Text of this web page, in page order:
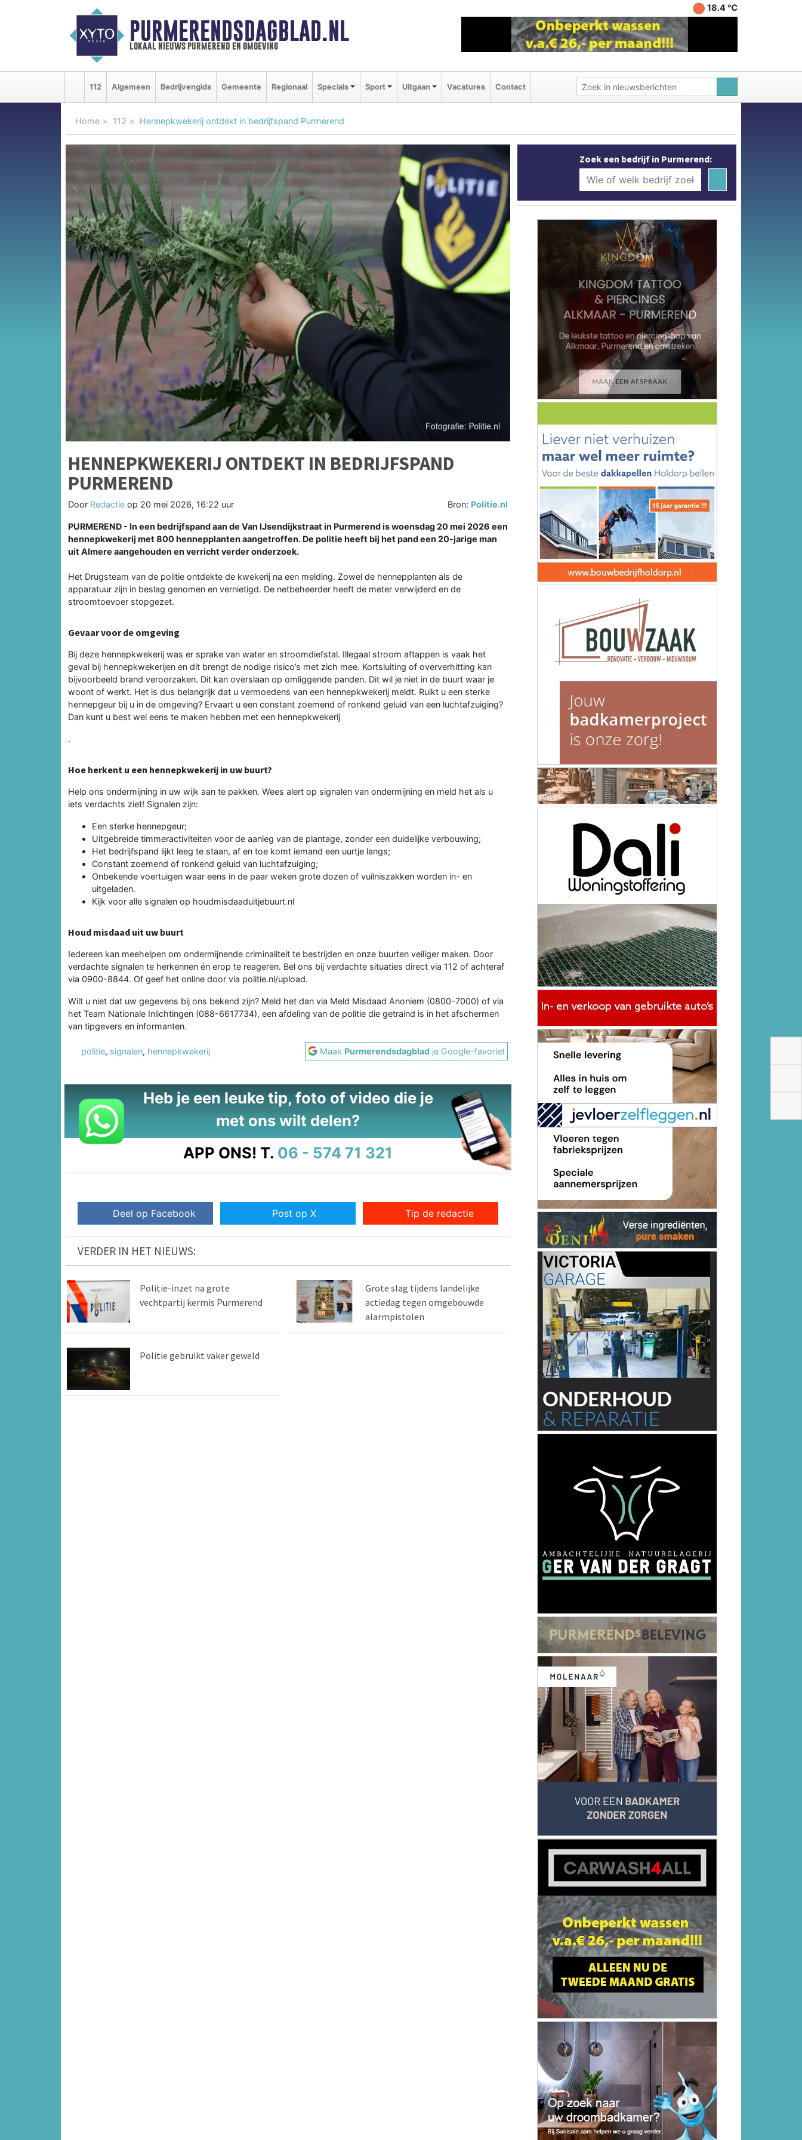
PURMERENDSDAGBLAD.NL
lokaal nieuws purmerend en omgeving
18.4 ℃
112 Algemeen Bedrijvengids Gemeente Regionaal Specials Sport Uitgaan Vacatures Contact
Home 112 Hennepkwekerij ontdekt in bedrijfspand Purmerend
HENNEPKWEKERIJ ONTDEKT IN BEDRIJFSPAND
PURMEREND
Door Redactie op 20 mei 2026, 16:22 uur Bron: Politie.nl
PURMEREND - In een bedrijfspand aan de Van IJsendijkstraat in Purmerend is woensdag 20 mei 2026 een
hennepkwekerij met 800 hennepplanten aangetroffen. De politie heeft bij het pand een 20-jarige man
uit Almere aangehouden en verricht verder onderzoek.
Het Drugsteam van de politie ontdekte de kwekerij na een melding. Zowel de hennepplanten als de
apparatuur zijn in beslag genomen en vernietigd. De netbeheerder heeft de meter verwijderd en de
stroomtoevoer stopgezet.
Gevaar voor de omgeving
Bij deze hennepkwekerij was er sprake van water en stroomdiefstal. Illegaal stroom aftappen is vaak het
geval bij hennepkwekerijen en dit brengt de nodige risico’s met zich mee. Kortsluiting of oververhitting kan
bijvoorbeeld brand veroorzaken. Dit kan overslaan op omliggende panden. Dit wil je niet in de buurt waar je
woont of werkt. Het is dus belangrijk dat u vermoedens van een hennepkwekerij meldt. Ruikt u een sterke
hennepgeur bij u in de omgeving? Ervaart u een constant zoemend of ronkend geluid van een luchtafzuiging?
Dan kunt u best wel eens te maken hebben met een hennepkwekerij
.
Hoe herkent u een hennepkwekerij in uw buurt?
Help ons ondermijning in uw wijk aan te pakken. Wees alert op signalen van ondermijning en meld het als u
iets verdachts ziet! Signalen zijn:
Een sterke hennepgeur;
Uitgebreide timmeractiviteiten voor de aanleg van de plantage, zonder een duidelijke verbouwing;
Het bedrijfspand lijkt leeg te staan, af en toe komt iemand een uurtje langs;
Constant zoemend of ronkend geluid van luchtafzuiging;
Onbekende voertuigen waar eens in de paar weken grote dozen of vuilniszakken worden in- en
uitgeladen.
Kijk voor alle signalen op houdmisdaaduitjebuurt.nl
Houd misdaad uit uw buurt
Iedereen kan meehelpen om ondermijnende criminaliteit te bestrijden en onze buurten veiliger maken. Door
verdachte signalen te herkennen én erop te reageren. Bel ons bij verdachte situaties direct via 112 of achteraf
via 0900-8844. Of geef het online door via politie.nl/upload.
Wilt u niet dat uw gegevens bij ons bekend zijn? Meld het dan via Meld Misdaad Anoniem (0800-7000) of via
het Team Nationale Inlichtingen (088-6617734), een afdeling van de politie die getraind is in het afschermen
van tipgevers en informanten.
politie, signalen, hennepkwekerij Maak Purmerendsdagblad je Google-favoriet
Heb je een leuke tip, foto of video die je
met ons wilt delen?
APP ONS! T. 06 - 574 71 321
Deel op Facebook Post op X Tip de redactie
VERDER IN HET NIEUWS:
Politie-inzet na grote
vechtpartij kermis Purmerend
Grote slag tijdens landelijke
actiedag tegen omgebouwde
alarmpistolen
Politie gebruikt vaker geweld
Zoek een bedrijf in Purmerend: